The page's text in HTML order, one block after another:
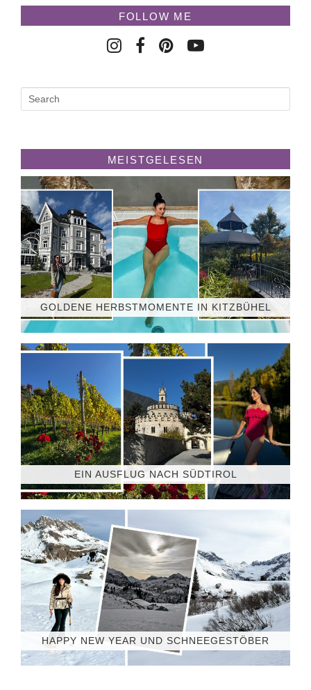
FOLLOW ME
MEISTGELESEN
GOLDENE HERBSTMOMENTE IN KITZBÜHEL
EIN AUSFLUG NACH SÜDTIROL
HAPPY NEW YEAR UND SCHNEEGESTÖBER